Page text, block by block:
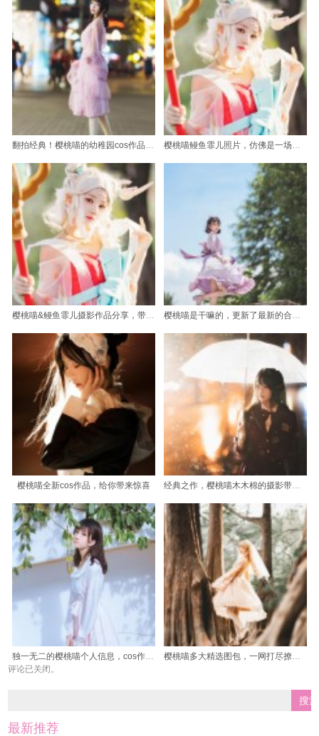
翻拍经典！樱桃喵的幼稚园cos作品再现经典场景 樱桃喵鳗鱼霏儿照片，仿佛是一场绚丽多彩的梦境。
樱桃喵&鳗鱼霏儿摄影作品分享，带你领略不一样的美食文化 樱桃喵是干嘛的，更新了最新的合集，快来收藏吧
樱桃喵全新cos作品，给你带来惊喜 经典之作，樱桃喵木木棉的摄影带来唯美感受
评论已关闭。
最新推荐